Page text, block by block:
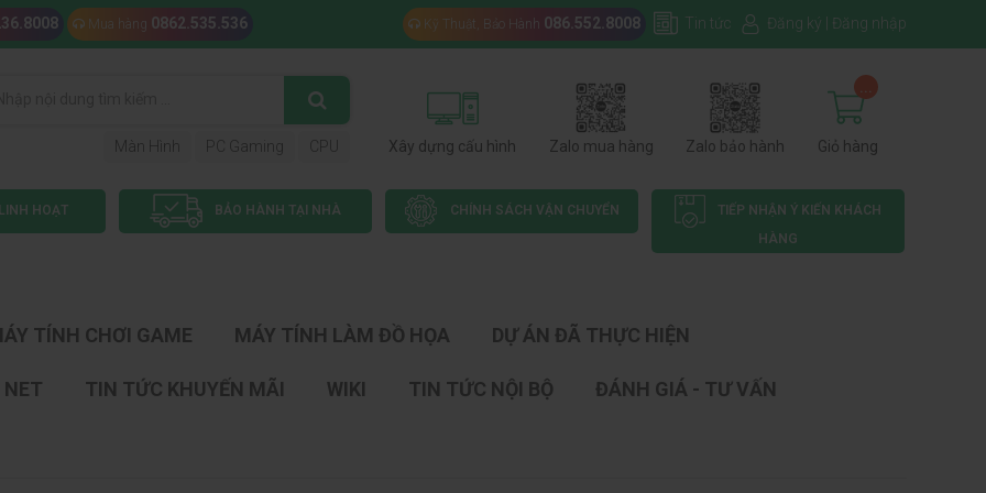
Mua hàng 0862.535.536 Kỹ Thuật, Bảo Hành 086.552.8008 Tin tức Đăng ký Đăng nhập
Màn Hình PC Gaming CPU Xây dựng cấu hình Zalo mua hàng Zalo bảo hành Giỏ hàng
HOẠT BẢO HÀNH TẠI NHÀ CHÍNH SÁCH VẬN CHUYỂN
TIẾP NHẬN Ý KIẾN KHÁCH
HÀNG
TÍNH CHƠI GAME MÁY TÍNH LÀM ĐỒ HỌA DỰ ÁN ĐÃ THỰC HIỆN
NET TIN TỨC KHUYẾN MÃI WIKI TIN TỨC NỘI BỘ ĐÁNH GIÁ - TƯ VẤN